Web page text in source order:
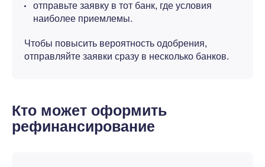
отправьте заявку в тот банк, где условия
наиболее приемлемы.
Чтобы повысить вероятность одобрения,
отправляйте заявки сразу в несколько банков.
Кто может оформить
рефинансирование